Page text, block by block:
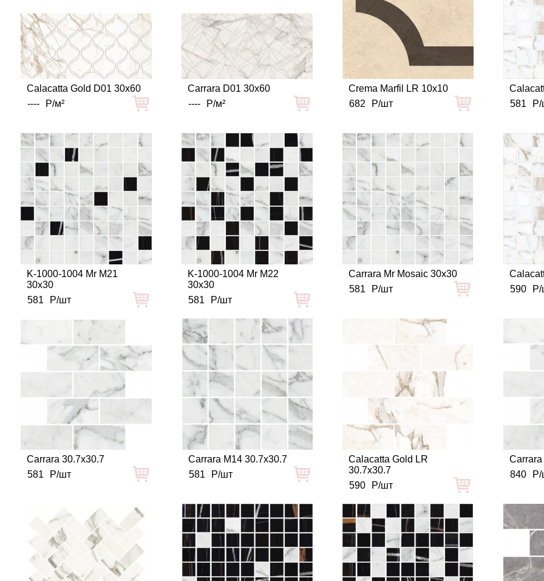
Calacatta Gold D01 30x60
----
Р/м²
Carrara D01 30x60
----
Р/м²
Crema Marfil LR 10x10
682
Р/шт
581
K-1000-1004 Mr M21
30x30
581
Р/шт
K-1000-1004 Mr M22
30x30
581
Р/шт
Сarrara Mr Mosaic 30x30
581
Р/шт
590
Carrara 30.7x30.7
581
Р/шт
Carrara M14 30.7x30.7
581
Р/шт
Calacatta Gold LR
30.7x30.7
590
Р/шт
840
Р/